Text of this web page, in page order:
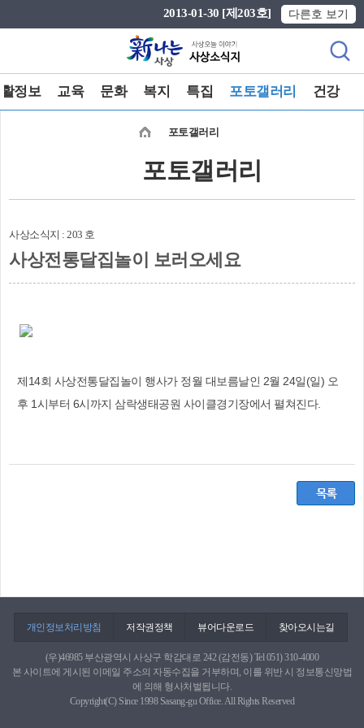
2013-01-30 [제203호] 다른호 보기
정보 교육 문화 복지 특집 포토갤러리 건강
포토갤러리
포토갤러리
사상소식지 : 203 호
사상전통달집놀이 보러오세요
제14회 사상전통달집놀이 행사가 정월 대보름날인 2월 24일(일) 오
후 1시부터 6시까지 삼락생태공원 사이클경기장에서 펼쳐진다.
개인정보처리방침 저작권정책 뷰어다운로드 찾아오시는길
(우)46985 부산광역시 사상구 학감대로 242 (감전동) Tel 051) 310-4000
본 사이트에 게시된 이메일 주소의 자동수집을 거부하며, 이를 위반 시 정보통신망법
에 의해 형사처벌됩니다.
Copyright(C) Since 1998 Sasang-gu Office. All Rights Reserved